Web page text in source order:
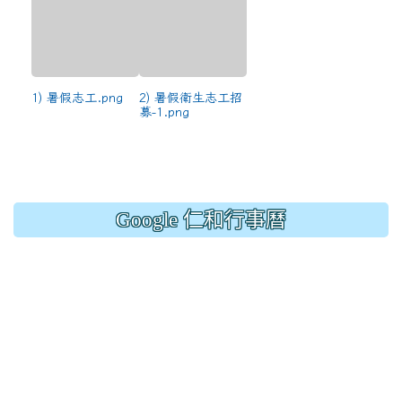
1) 暑假志工.png
2) 暑假衛生志工招
募-1.png
Google 仁和行事曆